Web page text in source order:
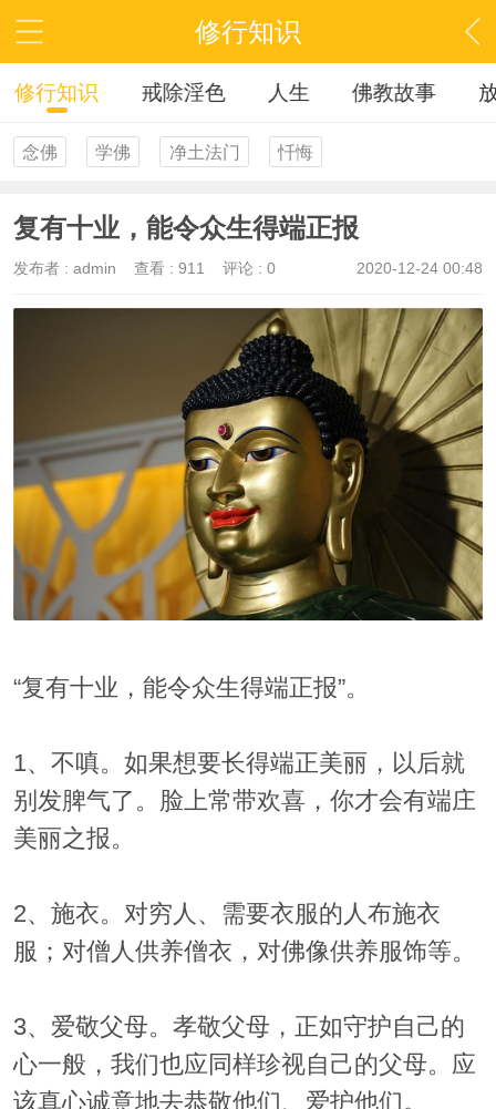
修行知识
修行知识 戒除淫色 人生 佛教故事
念佛 学佛 净土法门 忏悔
复有十业，能令众生得端正报
2020-12-24 00:48
发布者 : admin 查看 : 911 评论 : 0
“复有十业，能令众生得端正报”。
1、不嗔。如果想要长得端正美丽，以后就
别发脾气了。脸上常带欢喜，你才会有端庄
美丽之报。
2、施衣。对穷人、需要衣服的人布施衣
服；对僧人供养僧衣，对佛像供养服饰等。
3、爱敬父母。孝敬父母，正如守护自己的
心一般，我们也应同样珍视自己的父母。应
该真心诚意地去恭敬他们、爱护他们。